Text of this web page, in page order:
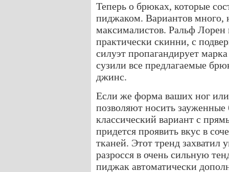
Теперь о брюках, которые
пиджаком. Вариантов много,
максималистов. Ральф Лорен
практически скинни, с
силуэт пропагандирует
сузили все предлагаемые
джинс.
Если же форма ваших ног
позволяют носить
классический вариант с
придется проявить вкус в
тканей. Этот тренд
разросся в очень сильную
пиджак автоматически